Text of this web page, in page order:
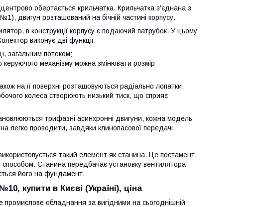
обертається крильчатка. Крильчатка з'єднана з
двигун розташований на бічній частині корпусу.
в конструкції корпусу є подаючий патрубок. У цьому
виконує дві функції:
загальним потоком;
механізму можна змінювати розмір
на її поверхні розташовуються радіально лопатки.
колеса створюють низький тиск, що сприяє
трифазні асинхронні двигуни, кожна модель
легко проводити, завдяки клинопасової передачі.
такий елемент як станина. Це постамент,
способом. Станина передбачає установку вентилятора
його на фундамент.
купити в Києві (Україні), ціна
промислове обладнання за вигідними на сьогоднішній